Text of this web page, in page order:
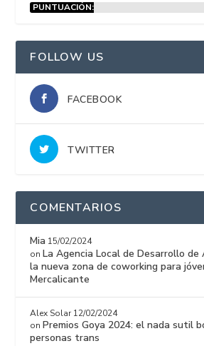
PUNTUACIÓN:
FOLLOW US
FACEBOOK
TWITTER
COMENTARIOS
Mia 15/02/2024
on La Agencia Local de Desarrollo
la nueva zona de coworking para
Mercalicante
Alex Solar 12/02/2024
on Premios Goya 2024: el nada sutil
personas trans